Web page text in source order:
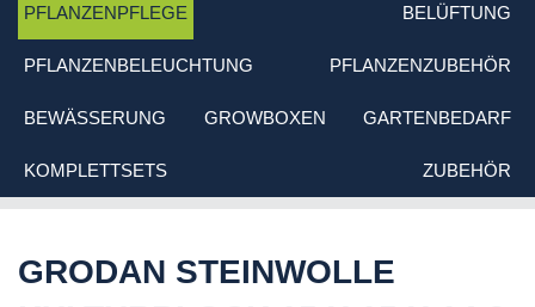
PFLANZENPFLEGE BELÜFTUNG
PFLANZENBELEUCHTUNG PFLANZENZUBEHÖR
BEWÄSSERUNG GROWBOXEN GARTENBEDARF
KOMPLETTSETS ZUBEHÖR
GRODAN STEINWOLLE